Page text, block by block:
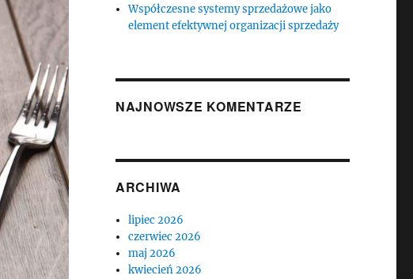
Współczesne systemy sprzedażowe jako
element efektywnej organizacji sprzedaży
NAJNOWSZE KOMENTARZE
ARCHIWA
lipiec 2026
czerwiec 2026
maj 2026
kwiecień 2026